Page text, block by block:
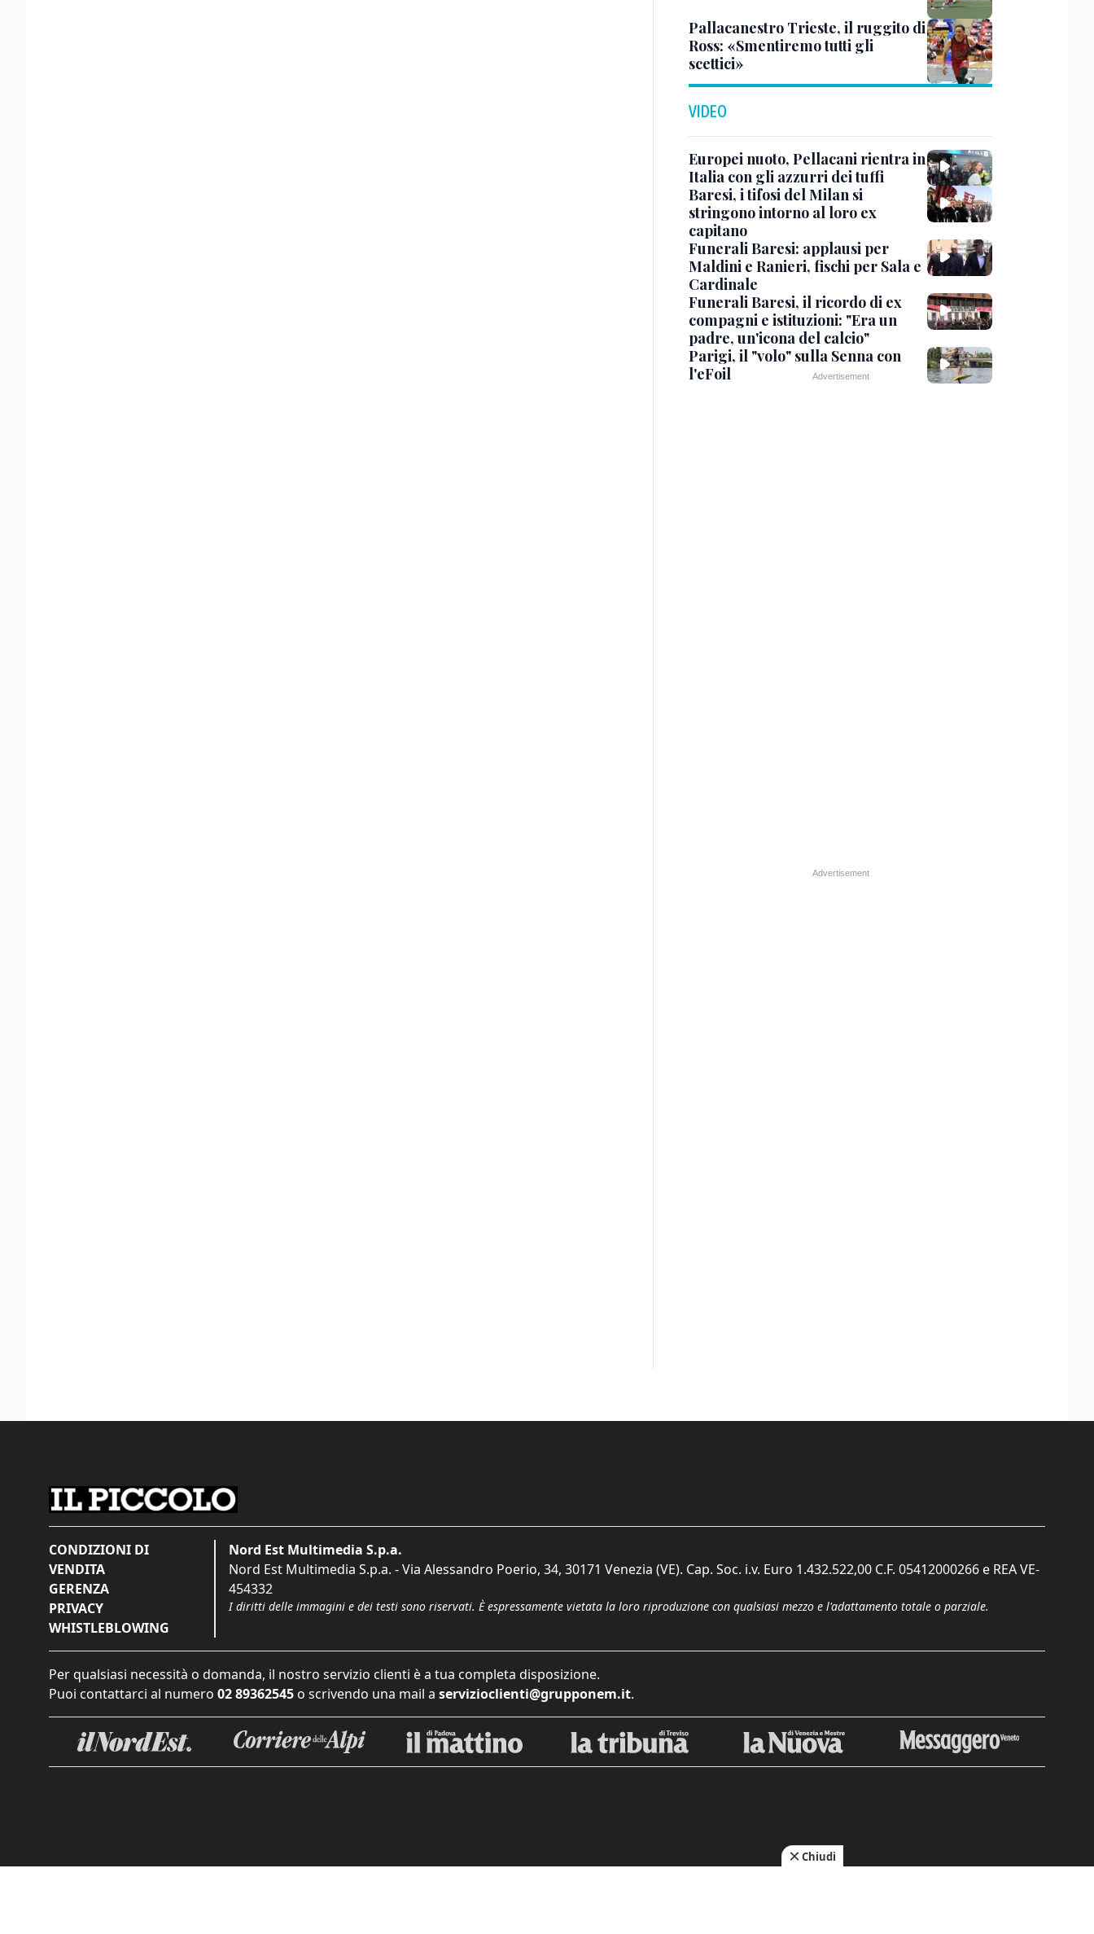
Pallacanestro Trieste, il ruggito di
Ross: «Smentiremo tutti gli
scettici»
VIDEO
Europei nuoto, Pellacani rientra in
Italia con gli azzurri dei tuffi
Baresi, i tifosi del Milan si
stringono intorno al loro ex
capitano
Funerali Baresi: applausi per
Maldini e Ranieri, fischi per Sala e
Cardinale
Funerali Baresi, il ricordo di ex
compagni e istituzioni: "Era un
padre, un'icona del calcio"
Parigi, il "volo" sulla Senna con
l'eFoil
CONDIZIONI DI
VENDITA
GERENZA
PRIVACY
WHISTLEBLOWING
Nord Est Multimedia S.p.a.
Nord Est Multimedia S.p.a. - Via Alessandro Poerio, 34, 30171 Venezia (VE). Cap. Soc. i.v. Euro 1.432.522,00 C.F. 05412000266 e REA VE-
454332
I diritti delle immagini e dei testi sono riservati. È espressamente vietata la loro riproduzione con qualsiasi mezzo e l'adattamento totale o parziale.
Per qualsiasi necessità o domanda, il nostro servizio clienti è a tua completa disposizione.
Puoi contattarci al numero 02 89362545 o scrivendo una mail a servizioclienti@grupponem.it.
Chiudi